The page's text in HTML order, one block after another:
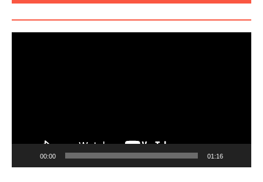
00:00 01:16